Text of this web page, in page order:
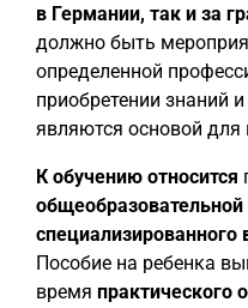
в Германии, так и за
должно быть
определенной
приобретении знаний
являются основой
К обучению относится
специализированного
Пособие на ребенка
время практического